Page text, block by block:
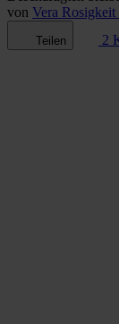
von Vera
Teilen 2